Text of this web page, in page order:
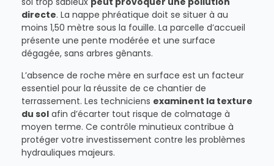
directe. La nappe phréatique doit se situer à au
moins 1,50 mètre sous la fouille. La parcelle d’accueil
présente une pente modérée et une surface
dégagée, sans arbres gênants.
L’absence de roche mère en surface est un facteur
essentiel pour la réussite de ce chantier de
terrassement. Les techniciens examinent la texture
du sol afin d’écarter tout risque de colmatage à
moyen terme. Ce contrôle minutieux contribue à
protéger votre investissement contre les problèmes
hydrauliques majeurs.